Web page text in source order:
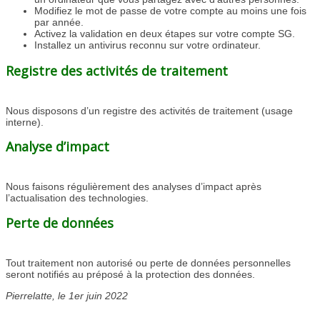
Modifiez le mot de passe de votre compte au moins une fois
par année.
Activez la validation en deux étapes sur votre compte SG.
Installez un antivirus reconnu sur votre ordinateur.
Registre des activités de traitement
Nous disposons d’un registre des activités de traitement (usage
interne).
Analyse d’impact
Nous faisons régulièrement des analyses d’impact après
l’actualisation des technologies.
Perte de données
Tout traitement non autorisé ou perte de données personnelles
seront notifiés au préposé à la protection des données.
Pierrelatte, le 1er juin 2022